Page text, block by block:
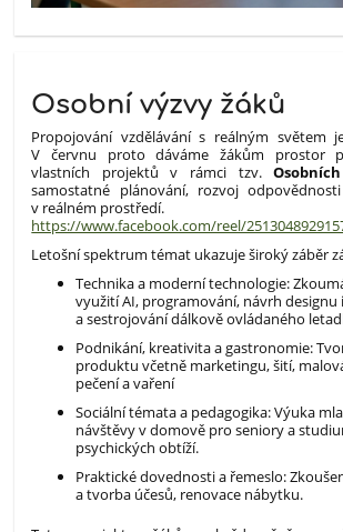
Osobní výzvy žáků
​Propojování vzdělávání s reálným světem
V červnu proto dáváme žákům prostor
vlastních projektů v rámci tzv.
samostatné plánování, rozvoj
v reálném prostředí.
https://www.facebook.com/reel/
​Letošní spektrum témat ukazuje široký záběr
Technika a moderní technologie:
využití AI, programování, návrh
a sestrojování dálkově ovládaného
Podnikání, kreativita a gastronomie:
produktu včetně marketingu, šití,
pečení a vaření​
Sociální témata a pedagogika: Výuka
návštěvy v domově pro seniory a
psychických obtíží.
Praktické dovednosti a řemeslo:
a tvorba účesů, renovace nábytku.